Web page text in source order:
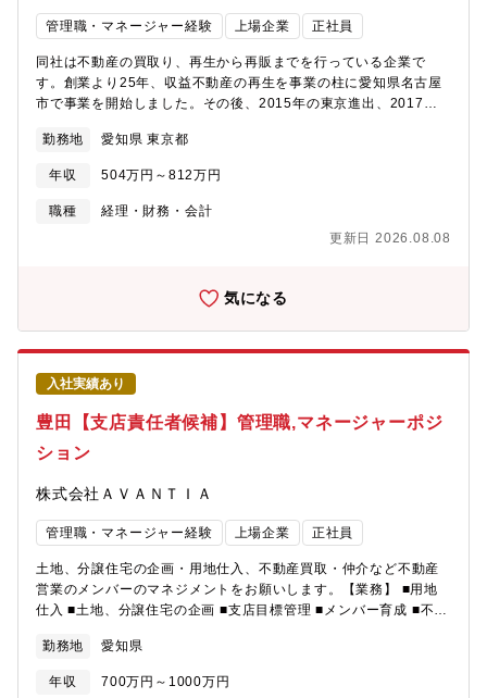
管理職・マネージャー経験 上場企業 正社員
同社は不動産の買取り、再生から再販までを行っている企業で
す。創業より25年、収益不動産の再生を事業の柱に愛知県名古屋
市で事業を開始しました。その後、2015年の東京進出、2017年
貸経営コンサルティングや建物管理などへも積極的に領域を広
げ、2024年には東京に建物管理拠点も新設。不動産業界の中で独
特の立ち位置を確立するために、不動産クラウドファンディング
事業やIT・テクノロジーを駆使した業務効率化なども推進してい
Marketへ新規上場いたしました。しかし、これはあくまで通過点
いう次なる高い目標に向け、さらなる資本政策の策定、財務基盤
の強化、そしてガバナンスの高度化を急ピッチで進めていくフェ
ーズにあります。今回は、各事業の成長を強力にサポートし、ス
ピード感ある経営を実現するとともに、東証スタンダード上場に
向けた財務戦略を主導していただく「財務スペシャリスト（将来
のCFO候補）」を募集いたします。■ミッション財務のスペシャリ
ストとして、会社の業績と次なる上場戦略を支えていただきま
す。資金調達： 銀行提出資料の作成、金融機関折衝、社債発行、
中長期的な資本政策の立案・実行資金繰り： 借入金残高管理、資
だけでなく、「SDGs私募債」の導入や「ポジティブ・インパク
ト・ファイナンス契約」の締結など、サステナブルかつ先進的な
資金調達の手法も積極的に取り入れ、実現しています。■キャリア
めていただいた後は、将来的には「財務経理部長」ひいては
「CFO（最高財務責任者）」として、経営視点から会社を牽引し
ていただくことを期待しています。従来の枠にとらわれず、財務
の視点から現状課題の分析や、新たな事業創出に繋がる資金戦略
門を統括する「業務管理本部」は、財務経理部と人事総務部の2つ
勤務地 愛知県 東京都
年収 504万円～812万円
職種
経理・財務・会計
更新日 2026.08.08
気になる
入社実績あり
豊田【支店責任者候補】管理職,マネージャーポジ
ション
株式会社ＡＶＡＮＴＩＡ
管理職・マネージャー経験 上場企業 正社員
土地、分譲住宅の企画・用地仕入、不動産買取・仲介など不動産
営業のメンバーのマネジメントをお願いします。【業務】 ■用地
仕入 ■土地、分譲住宅の企画 ■支店目標管理 ■メンバー育成 ■不動
勤務地
愛知県
年収 700万円～1000万円